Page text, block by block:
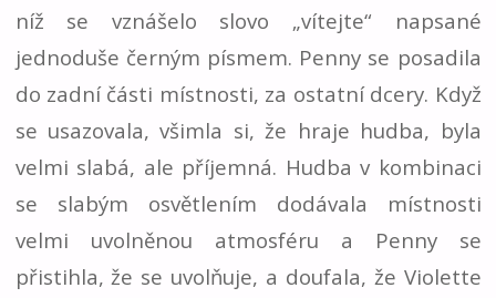
níž se vznášelo slovo „vítejte“ napsané
jednoduše černým písmem. Penny se posadila
do zadní části místnosti, za ostatní dcery. Když
se usazovala, všimla si, že hraje hudba, byla
velmi slabá, ale příjemná. Hudba v kombinaci
se slabým osvětlením dodávala místnosti
velmi uvolněnou atmosféru a Penny se
přistihla, že se uvolňuje, a doufala, že Violette